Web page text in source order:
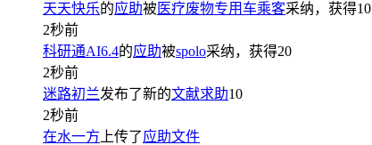
天天快乐的应助被医疗废物专用车乘客采纳，获得10
2秒前
科研通AI6.4的应助被spolo采纳，获得20
2秒前
迷路初兰发布了新的文献求助10
2秒前
在水一方 上传了应助文件